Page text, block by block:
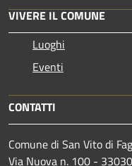
VIVERE IL COMUNE
Luoghi
Eventi
CONTATTI
Comune di San Vito di
Via Nuova n. 100 -